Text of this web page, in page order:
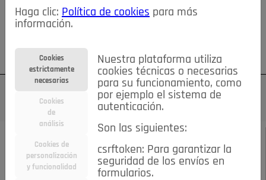
TABLÓN DE ANUNCIOS MIS ANUNCIOS CONTACTO
NOSOTROS
Su cuenta Regístrese ¿Olvidó su contraseña?
JULIO-AGOSTO DE 2023
Escucha el audio de este artículo:
Haga clic: Política de cookies para más
información.
Cookies
estrictamente
necesarias
Cookies
de
análisis
Cookies de
personalización
y funcionalidad
Nuestra plataforma utiliza
cookies técnicas o necesarias
para su funcionamiento, como
por ejemplo el sistema de
autenticación.
Son las siguientes:
csrftoken: Para garantizar la
seguridad de los envíos en
formularios.